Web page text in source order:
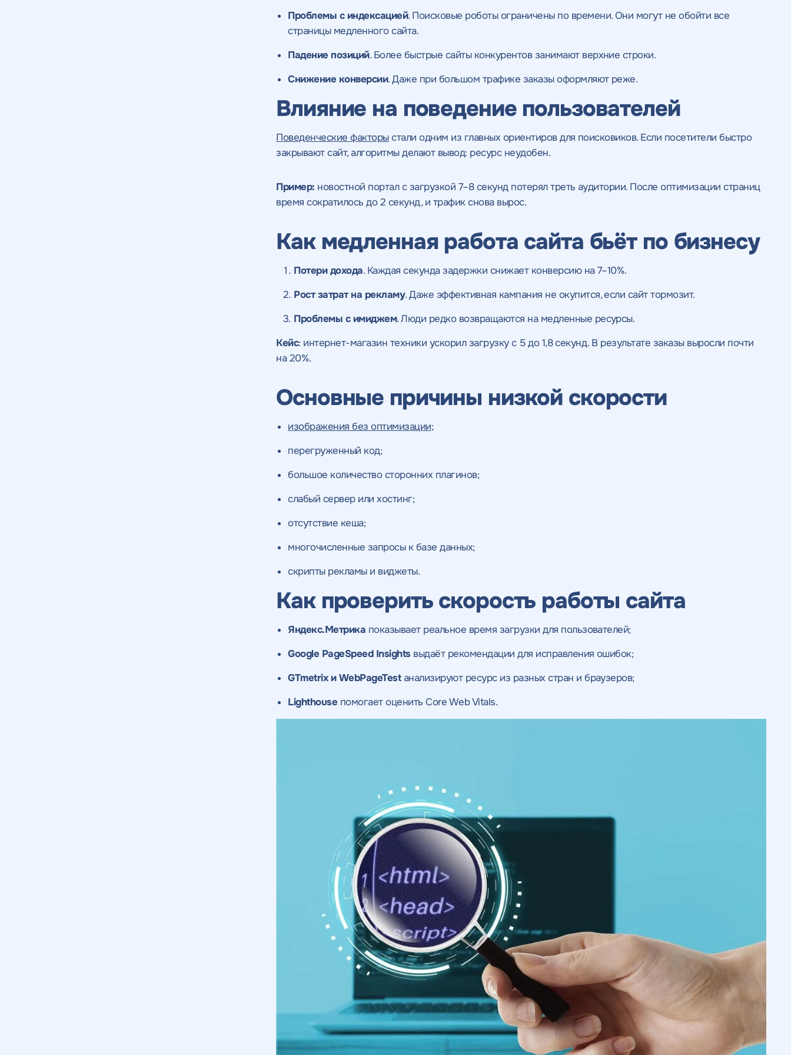
Проблемы с индексацией. Поисковые роботы ограничены по времени. Они могут не обойти все
страницы медленного сайта.
Падение позиций. Более быстрые сайты конкурентов занимают верхние строки.
Снижение конверсии. Даже при большом трафике заказы оформляют реже.
Влияние на поведение пользователей
Поведенческие факторыстали одним из главных ориентиров для поисковиков. Если посетители быстро
закрывают сайт, алгоритмы делают вывод: ресурс неудобен.
Пример: новостной портал с загрузкой 7–8 секунд потерял треть аудитории. После оптимизации страниц
время сократилось до 2 секунд, и трафик снова вырос.
Как медленная работа сайта бьёт по бизнесу
Потери дохода. Каждая секунда задержки снижает конверсию на 7–10%.
Рост затрат на рекламу. Даже эффективная кампания не окупится, если сайт тормозит.
Проблемы с имиджем. Люди редко возвращаются на медленные ресурсы.
Кейс: интернет-магазин техники ускорил загрузку с 5 до 1,8 секунд. В результате заказы выросли почти
на 20%.
Основные причины низкой скорости
изображения без оптимизации;
перегруженный код;
большое количество сторонних плагинов;
слабый сервер или хостинг;
отсутствие кеша;
многочисленные запросы к базе данных;
скрипты рекламы и виджеты.
Как проверить скорость работы сайта
Яндекс.Метрика показывает реальное время загрузки для пользователей;
Google PageSpeed Insightsвыдаёт рекомендации для исправления ошибок;
GTmetrix и WebPageTestанализируют ресурс из разных стран и браузеров;
Lighthouse помогает оценить Core Web Vitals.
конфиденциальности
конфиденциальности
Нажимая на кнопку, "Отправить" вы даете согласие
на обработку персональных данныхи